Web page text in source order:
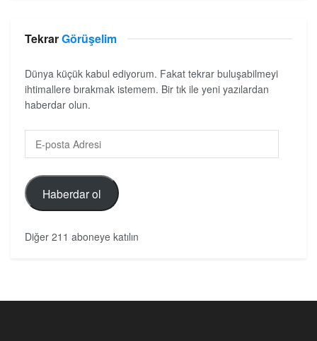
TekrarGörüşelim
Dünya küçük kabul ediyorum. Fakat tekrar buluşabilmeyi
ihtimallere bırakmak istemem. Bir tık ile yeni yazılardan
haberdar olun.
Haberdar ol
Diğer 211 aboneye katılın